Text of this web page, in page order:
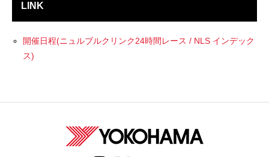
LINK
開催日程(ニュルブルクリンク24時間レース / NLS インデック
ス)